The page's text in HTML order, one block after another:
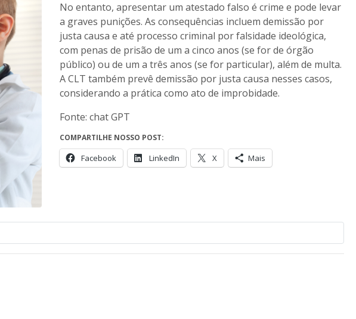
No entanto, apresentar um atestado falso é crime e pode levar
a graves punições. As consequências incluem demissão por
justa causa e até processo criminal por falsidade ideológica,
com penas de prisão de um a cinco anos (se for de órgão
público) ou de um a três anos (se for particular), além de multa.
A CLT também prevê demissão por justa causa nesses casos,
considerando a prática como ato de improbidade.
Fonte: chat GPT
COMPARTILHE NOSSO POST:
Facebook LinkedIn X Mais